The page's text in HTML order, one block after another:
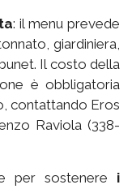
: il menu prevede
giardiniera,
Il costo della
è obbligatoria
contattando Eros
Raviola (338-
per sostenere i